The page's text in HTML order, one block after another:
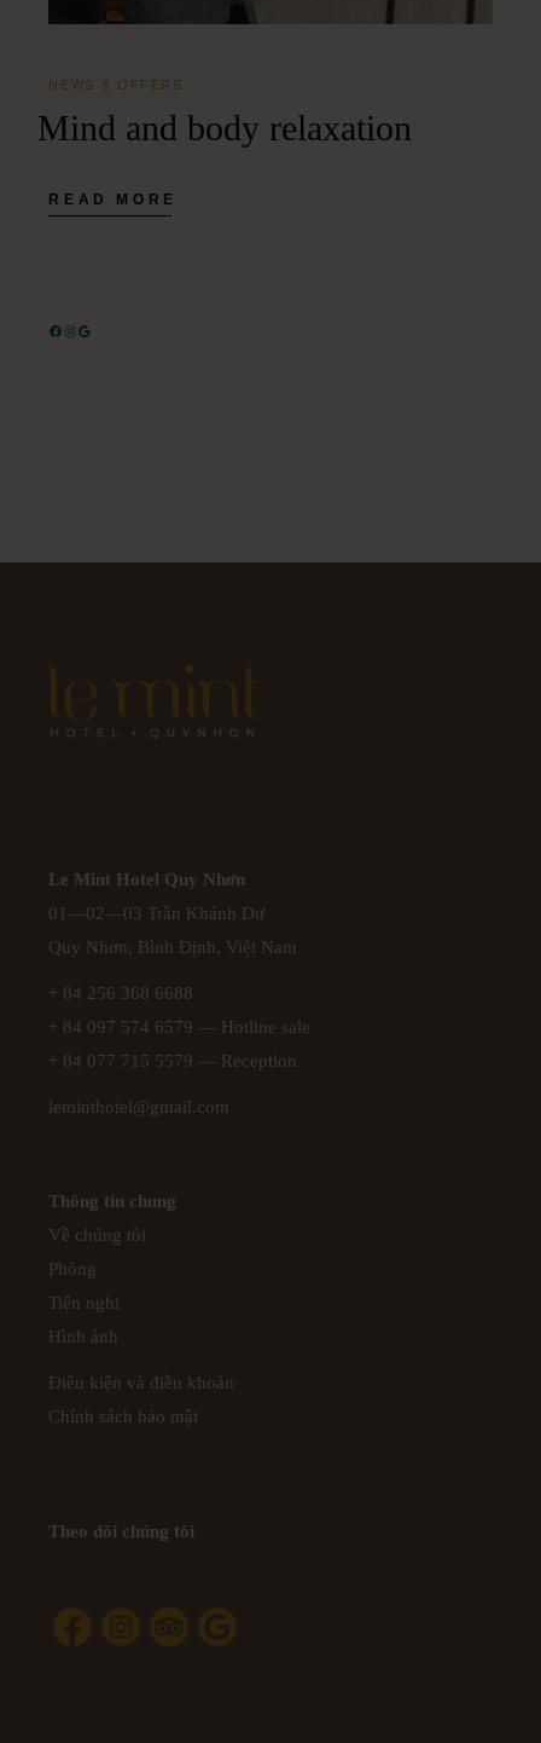
NEWS & OFFERS
Mind and body relaxation
READ MORE
Le Mint Hotel Quy Nhơn
01—02—03 Trần Khánh Dư
Quy Nhơn, Bình Định, Việt Nam
+ 84 256 368 6688
+ 84 097 574 6579 — Hotline sale
+ 84 077 715 5579 — Reception
leminthotel@gmail.com
Thông tin chung
Về chúng tôi
Phòng
Tiện nghi
Hình ảnh
Điều kiện và điều khoản
Chính sách bảo mật
Theo dõi chúng tôi